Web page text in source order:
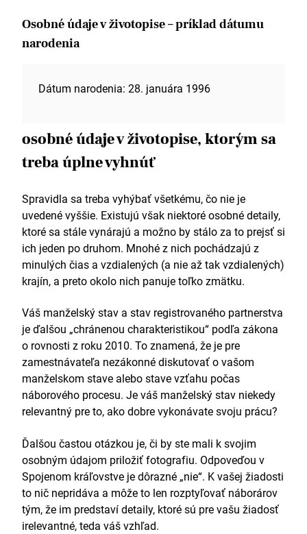
Osobné údaje v životopise – príklad dátumu
narodenia
Dátum narodenia: 28. januára 1996
osobné údaje v životopise, ktorým sa
treba úplne vyhnúť
Spravidla sa treba vyhýbať všetkému, čo nie je
uvedené vyššie. Existujú však niektoré osobné detaily,
ktoré sa stále vynárajú a možno by stálo za to prejsť si
ich jeden po druhom. Mnohé z nich pochádzajú z
minulých čias a vzdialených (a nie až tak vzdialených)
krajín, a preto okolo nich panuje toľko zmätku.
Váš manželský stav a stav registrovaného partnerstva
je ďalšou „chránenou charakteristikou“ podľa zákona
o rovnosti z roku 2010. To znamená, že je pre
zamestnávateľa nezákonné diskutovať o vašom
manželskom stave alebo stave vzťahu počas
náborového procesu. Je váš manželský stav niekedy
relevantný pre to, ako dobre vykonávate svoju prácu?
Ďalšou častou otázkou je, či by ste mali k svojim
osobným údajom priložiť fotografiu. Odpoveďou v
Spojenom kráľovstve je dôrazné „nie“. K vašej žiadosti
to nič nepridáva a môže to len rozptyľovať náborárov
tým, že im predstaví detaily, ktoré sú pre vašu žiadosť
irelevantné, teda váš vzhľad.